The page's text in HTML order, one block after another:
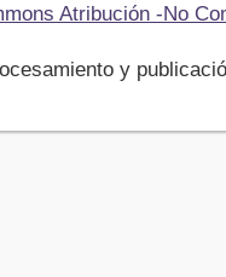
Atribución -No
y